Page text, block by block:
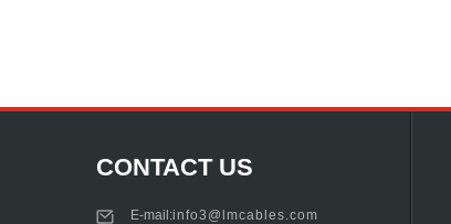
CONTACT US
E-mail:info3@lmcables.com